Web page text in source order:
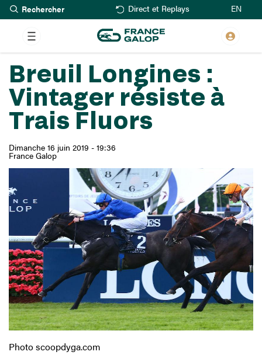
Aller
au
contenu
principal
Rechercher Direct et Replays EN
Breuil Longines :
Vintager résiste à
Trais Fluors
Dimanche 16 juin 2019 - 19:36
France Galop
Photo scoopdyga.com